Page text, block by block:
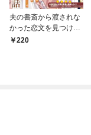
夫の書斎から渡されな
かった恋文を見つけた
話220